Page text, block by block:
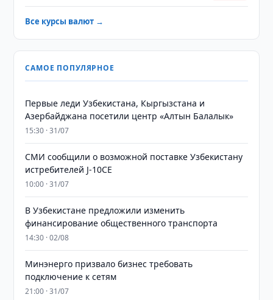
Все курсы валют →
САМОЕ ПОПУЛЯРНОЕ
Первые леди Узбекистана, Кыргызстана и
Азербайджана посетили центр «Алтын Балалык»
15:30 · 31/07
СМИ сообщили о возможной поставке Узбекистану
истребителей J-10CE
10:00 · 31/07
В Узбекистане предложили изменить
финансирование общественного транспорта
14:30 · 02/08
Минэнерго призвало бизнес требовать
подключение к сетям
21:00 · 31/07